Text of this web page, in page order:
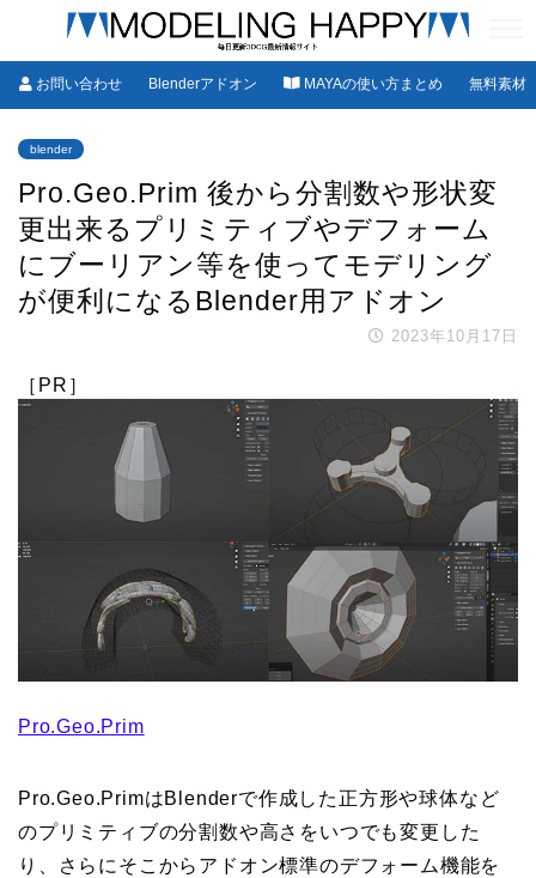
お問い合わせ Blenderアドオン MAYAの使い方まとめ 無料素材
blender
Pro.Geo.Prim 後から分割数や形状変
更出来るプリミティブやデフォーム
にブーリアン等を使ってモデリング
が便利になるBlender用アドオン
2023年10月17日
［PR］
Pro.Geo.Prim
Pro.Geo.PrimはBlenderで作成した正方形や球体など
のプリミティブの分割数や高さをいつでも変更した
り、さらにそこからアドオン標準のデフォーム機能を